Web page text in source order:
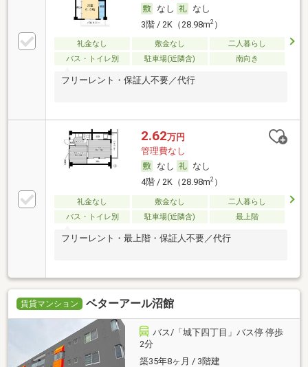
なし
なし
3階 / 2K（28.98m2）
礼金なし 敷金なし
二人暮らし
バス・トイレ別
駐車場(近隣含) 南向き
フリーレント・保証人不要／代行
2.62万円
管理費なし
なし
なし
4階 / 2K（28.98m2）
礼金なし 敷金なし
二人暮らし
バス・トイレ別
駐車場(近隣含) 最上階
フリーレント・最上階・保証人不要／代行
賃貸マンション ベターアール沼館
バス/「城下四丁目」バス停 停歩
2分
築35年8ヶ月 / 3階建